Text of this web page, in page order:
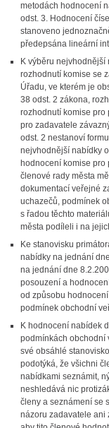
metodách hodnocení
odst. 3. Hodnocení
stanoveno
předepsána lineární
K výběru nejvhodnější
rozhodnutí komise se
Úřadu, ve kterém je
38 odst. 2 zákona,
rozhodnutí komise
pro zadavatele
odst. 2 nestanoví
nejvhodnější nabídky
hodnocení komise
členové rady města
dokumentací veřejné
uchazečů, podmínek
s řadou těchto
města podíleli i na
Ke stanovisku
nabídky na jednání
na jednání dne
posouzení a
od způsobu
podmínek obchodní
K hodnocení nabídek
podmínkách obchodní
své obsáhlé
podotýká, že všichni
nabídkami seznámit,
neshledává nic
členy a seznámení se
názoru zadavatele ani